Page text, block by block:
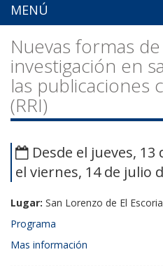
MENÚ
Nuevas formas
investigación en
las publicaciones
(RRI)
Desde el jueves,
el viernes, 14 de julio
Lugar: San Lorenzo de El
Programa
Mas información